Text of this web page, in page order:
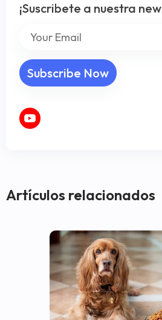
¡Suscribete a nuestra
Artículos relacionados